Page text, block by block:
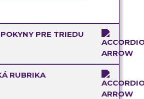
PRE TRIEDU
RUBRIKA